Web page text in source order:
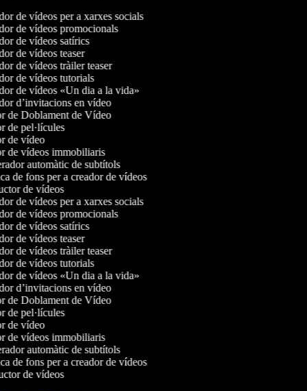
de vídeos per a xarxes socials
de vídeos promocionals
de vídeos satírics
de vídeos teaser
de vídeos tràiler teaser
de vídeos tutorials
de vídeos «Un dia a la vida»
d’invitacions en vídeo
de Doblament de Vídeo
de pel·lícules
de vídeo
de vídeos immobiliaris
automàtic de subtítols
de fons per a creador de vídeos
de vídeos
de vídeos per a xarxes socials
de vídeos promocionals
de vídeos satírics
de vídeos teaser
de vídeos tràiler teaser
de vídeos tutorials
de vídeos «Un dia a la vida»
d’invitacions en vídeo
de Doblament de Vídeo
de pel·lícules
de vídeo
de vídeos immobiliaris
automàtic de subtítols
de fons per a creador de vídeos
de vídeos